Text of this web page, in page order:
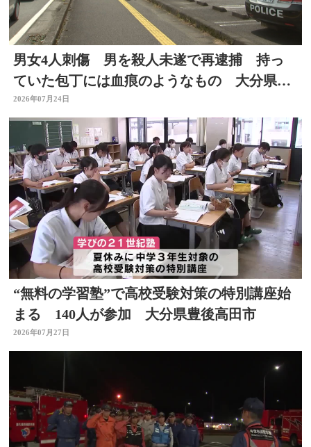
男女4人刺傷 男を殺人未遂で再逮捕 持っ
ていた包丁には血痕のようなもの 大分県佐
伯市
2026年07月24日
“無料の学習塾”で高校受験対策の特別講座始
まる 140人が参加 大分県豊後高田市
2026年07月27日